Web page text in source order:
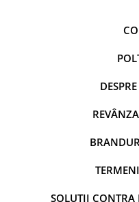
SOLUȚII CONTRA